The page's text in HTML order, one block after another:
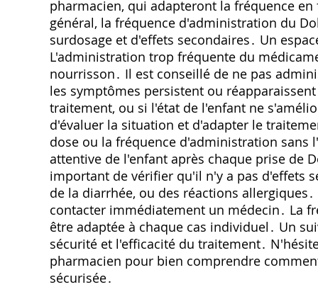
pharmacien, qui adapteront la fréquence
général, la fréquence d'administration du
surdosage et d'effets secondaires․ Un
L'administration trop fréquente du
nourrisson․ Il est conseillé de ne pas
les symptômes persistent ou
traitement, ou si l'état de l'enfant ne
d'évaluer la situation et d'adapter le
dose ou la fréquence d'administration sans
attentive de l'enfant après chaque prise de
important de vérifier qu'il n'y a pas d'effets
de la diarrhée, ou des réactions
contacter immédiatement un médecin․ La
être adaptée à chaque cas individuel․ Un
sécurité et l'efficacité du traitement․
pharmacien pour bien comprendre
sécurisée․